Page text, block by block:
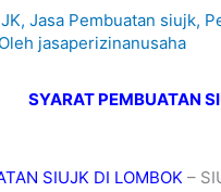
,Jasa Pembuatan siujk,
jasaperizinanusaha
SYARAT PEMBUATAN
SIUJK DI LOMBOK –